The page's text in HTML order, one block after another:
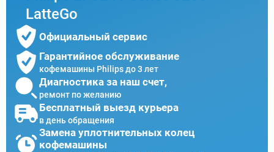
LatteGo
Официальный сервис
Гарантийное обслуживание
кофемашины Philips до 3 лет
Диагностика за наш счет,
ремонт по желанию
Бесплатный выезд курьера
в день обращения
Замена уплотнительных колец
кофемашины